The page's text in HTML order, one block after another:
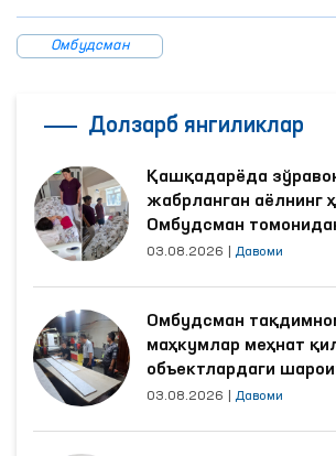
Омбудсман
Долзарб янгиликлар
Қашқадарёда
жабрланган аёлнинг
Омбудсман
03.08.2026 Давоми
Омбудсман
маҳкумлар меҳнат
объектлардаги
яхшиланди
03.08.2026 Давоми